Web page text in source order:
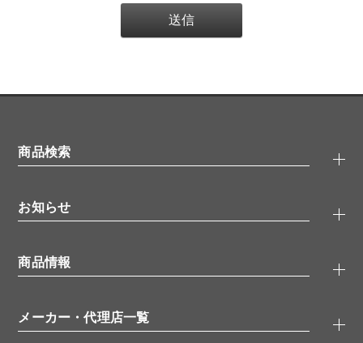
商品検索
タンパク質検索
ELISA/ELISpot検索
品番検索
お知らせ
無料サンプル
ウェビナー （オンラインセミナー）
学会・展示スケジュール
商品情報
抗体
メーカー・代理店一覧